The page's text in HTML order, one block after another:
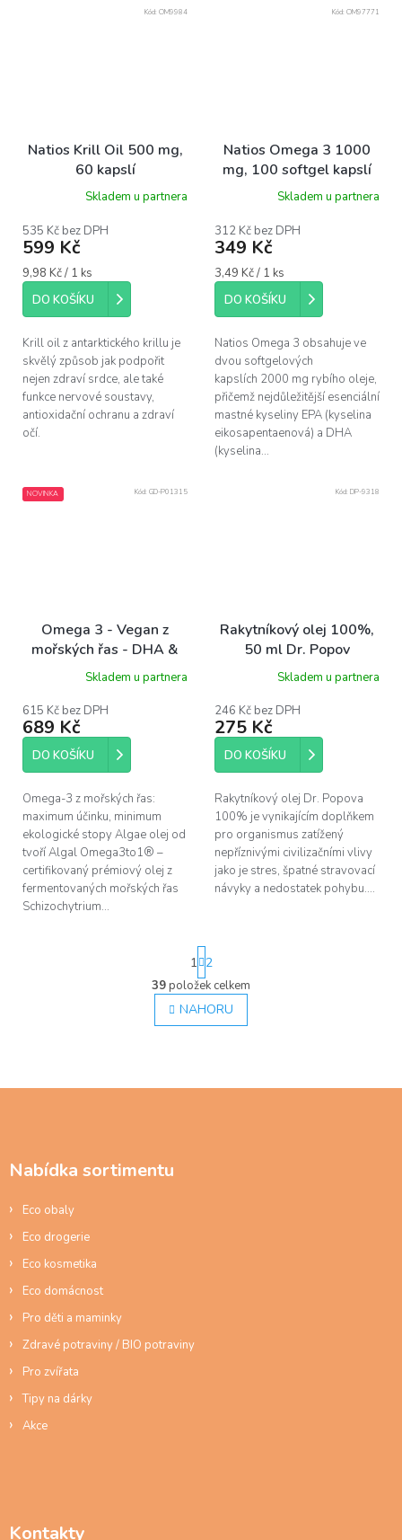
Natios Krill Oil 500 mg,
60 kapslí
Skladem u partnera
535 Kč bez DPH
599 Kč
Měrná
cena:
9,98 Kč / 1 ks
DO KOŠÍKU
Krill oil z antarktického krillu je
skvělý způsob jak podpořit
nejen zdraví srdce, ale také
funkce nervové soustavy,
antioxidační ochranu a zdraví
očí.
Kód: OM9984
Natios Omega 3 1000
mg, 100 softgel kapslí
Skladem u partnera
312 Kč bez DPH
349 Kč
Měrná
cena:
3,49 Kč / 1 ks
DO KOŠÍKU
Natios Omega 3 obsahuje ve
dvou softgelových
kapslích 2000 mg rybího oleje,
přičemž nejdůležitější esenciální
mastné kyseliny EPA (kyselina
eikosapentaenová) a DHA
(kyselina...
Kód: OM97771
NOVINKA
Omega 3 - Vegan z
mořských řas - DHA &
EPA - 60 kapslí
Skladem u partnera
615 Kč bez DPH
689 Kč
DO KOŠÍKU
Omega-3 z mořských řas:
maximum účinku, minimum
ekologické stopy Algae olej od
tvoří Algal Omega3to1® –
certifikovaný prémiový olej z
fermentovaných mořských řas
Schizochytrium...
Kód: GD-P01315
Rakytníkový olej 100%,
50 ml Dr. Popov
Skladem u partnera
246 Kč bez DPH
275 Kč
DO KOŠÍKU
Rakytníkový olej Dr. Popova
100% je vynikajícím doplňkem
pro organismus zatížený
nepříznivými civilizačními vlivy
jako je stres, špatné stravovací
návyky a nedostatek pohybu....
Kód: DP-9318
O
v
l
t
r
á
n
k
n
1 2
39 položek celkem
NAHORU
Nabídka sortimentu
Eco obaly
Eco drogerie
Eco kosmetika
Eco domácnost
Pro děti a maminky
Zdravé potraviny / BIO potraviny
Pro zvířata
Tipy na dárky
Akce
Kontakty